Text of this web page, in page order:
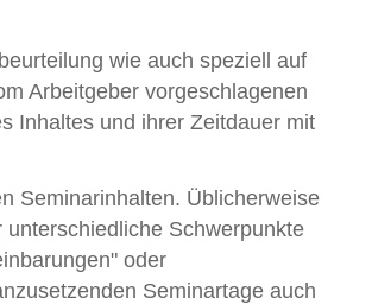
wie auch speziell auf
Arbeitgeber vorgeschlagenen
Inhaltes und ihrer Zeitdauer mit
Seminarinhalten. Üblicherweise
Schwerpunkte
oder
Seminartage auch